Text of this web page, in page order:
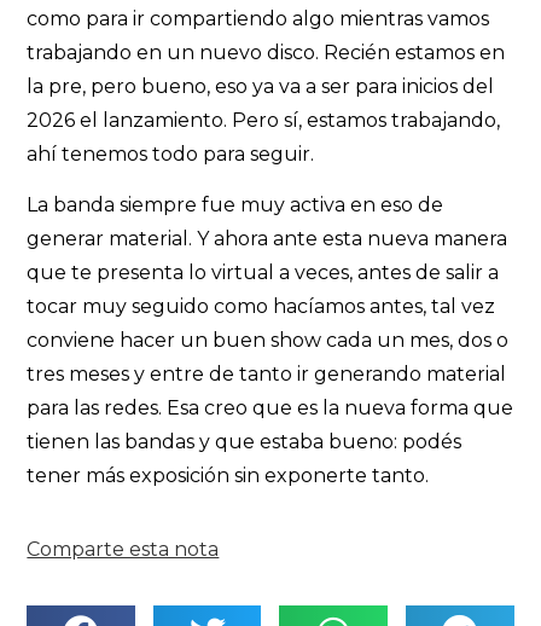
como para ir compartiendo algo mientras vamos
trabajando en un nuevo disco. Recién estamos en
la pre, pero bueno, eso ya va a ser para inicios del
2026 el lanzamiento. Pero sí, estamos trabajando,
ahí tenemos todo para seguir.
La banda siempre fue muy activa en eso de
generar material. Y ahora ante esta nueva manera
que te presenta lo virtual a veces, antes de salir a
tocar muy seguido como hacíamos antes, tal vez
conviene hacer un buen show cada un mes, dos o
tres meses y entre de tanto ir generando material
para las redes. Esa creo que es la nueva forma que
tienen las bandas y que estaba bueno: podés
tener más exposición sin exponerte tanto.
Comparte esta nota